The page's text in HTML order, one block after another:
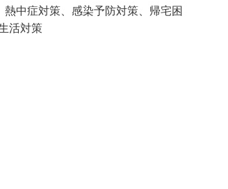
中症対策、感染予防対策、帰宅困
活対策